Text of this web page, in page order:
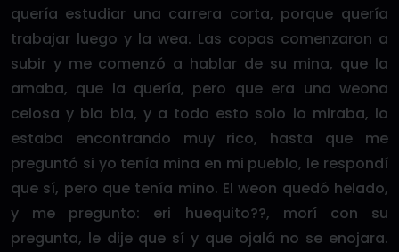
quería estudiar una carrera corta, porque quería
trabajar luego y la wea. Las copas comenzaron a
subir y me comenzó a hablar de su mina, que la
amaba, que la quería, pero que era una weona
celosa y bla bla, y a todo esto solo lo miraba, lo
estaba encontrando muy rico, hasta que me
preguntó si yo tenía mina en mi pueblo, le respondí
que sí, pero que tenía mino. El weon quedó helado,
y me pregunto: eri huequito??, morí con su
pregunta, le dije que sí y que ojalá no se enojara.